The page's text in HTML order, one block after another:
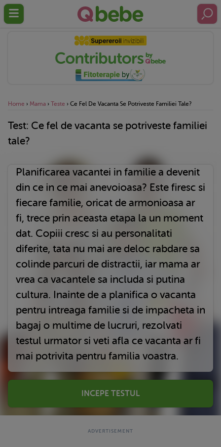
Home › Mama › Teste › Ce Fel De Vacanta Se Potriveste Familiei Tale?
Test: Ce fel de vacanta se potriveste familiei
tale?
Planificarea vacantei in familie a devenit
din ce in ce mai anevoioasa? Este firesc si
fiecare familie, oricat de armonioasa ar
fi, trece prin aceasta etapa la un moment
dat. Copiii cresc si au personalitati
diferite, tata nu mai are deloc rabdare sa
colinde parcuri de distractii, iar mama ar
vrea ca vacantele sa includa si putina
cultura. Inainte de a planifica o vacanta
pentru intreaga familie si de impacheta in
bagaj o multime de lucruri, rezolvati
testul urmator si veti afla ce vacanta ar fi
mai potrivita pentru familia voastra.
INCEPE TESTUL